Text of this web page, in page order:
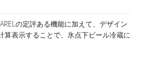
の定評ある機能に加えて、デザイン
表示することで、氷点下ビール冷蔵に